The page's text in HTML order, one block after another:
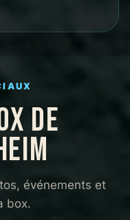
ble
DE
événements et
box.